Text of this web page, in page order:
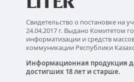
Свидетельство о постановке на
24.04.2017 г. Выдано Комитетом
информатизации и средств
коммуникации Республики
Информационная продукция
достигших 18 лет и старше.